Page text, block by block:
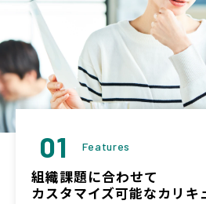
01 Features
組織課題に合わせて
カスタマイズ可能なカリキ